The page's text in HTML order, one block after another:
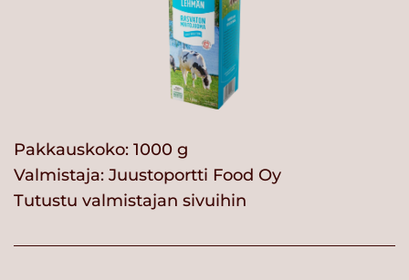
Pakkauskoko: 1000 g
Valmistaja: Juustoportti Food Oy
Tutustu valmistajan sivuihin